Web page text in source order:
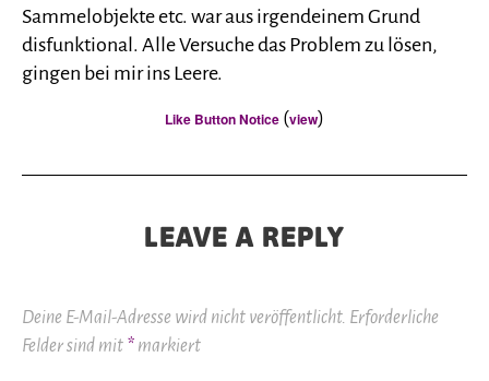
Sammelobjekte etc. war aus irgendeinem Grund
disfunktional. Alle Versuche das Problem zu lösen,
gingen bei mir ins Leere.
Like Button Notice (view)
LEAVE A REPLY
Deine E-Mail-Adresse wird nicht veröffentlicht. Erforderliche
Felder sind mit * markiert